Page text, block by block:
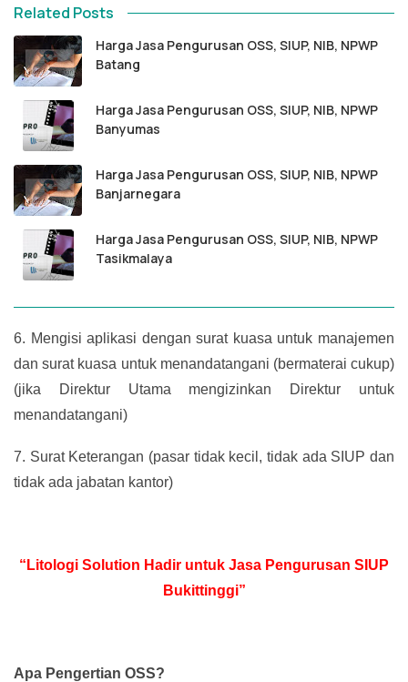
Related Posts
Harga Jasa Pengurusan OSS, SIUP, NIB, NPWP
Batang
Harga Jasa Pengurusan OSS, SIUP, NIB, NPWP
Banyumas
Harga Jasa Pengurusan OSS, SIUP, NIB, NPWP
Banjarnegara
Harga Jasa Pengurusan OSS, SIUP, NIB, NPWP
Tasikmalaya
6. Mengisi aplikasi dengan surat kuasa untuk manajemen
dan surat kuasa untuk menandatangani (bermaterai cukup)
(jika Direktur Utama mengizinkan Direktur untuk
menandatangani)
7. Surat Keterangan (pasar tidak kecil, tidak ada SIUP dan
tidak ada jabatan kantor)
“Litologi Solution Hadir untuk Jasa Pengurusan SIUP
Bukittinggi”
Apa Pengertian OSS?